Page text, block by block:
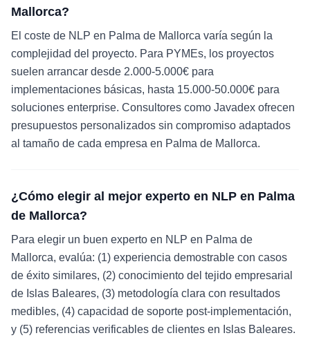
Mallorca?
El coste de NLP en Palma de Mallorca varía según la
complejidad del proyecto. Para PYMEs, los proyectos
suelen arrancar desde 2.000-5.000€ para
implementaciones básicas, hasta 15.000-50.000€ para
soluciones enterprise. Consultores como Javadex ofrecen
presupuestos personalizados sin compromiso adaptados
al tamaño de cada empresa en Palma de Mallorca.
¿Cómo elegir al mejor experto en NLP en Palma
de Mallorca?
Para elegir un buen experto en NLP en Palma de
Mallorca, evalúa: (1) experiencia demostrable con casos
de éxito similares, (2) conocimiento del tejido empresarial
de Islas Baleares, (3) metodología clara con resultados
medibles, (4) capacidad de soporte post-implementación,
y (5) referencias verificables de clientes en Islas Baleares.